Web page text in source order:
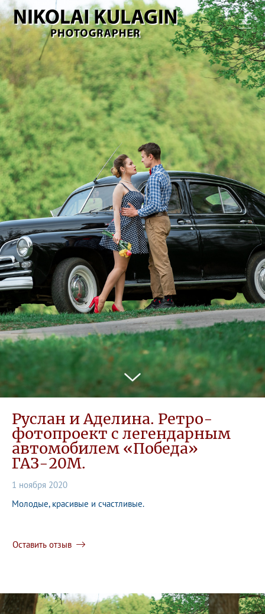
Руслан и Аделина. Ретро-
фотопроект с легендарным
автомобилем «Победа»
ГАЗ-20М.
1 ноября 2020
Молодые, красивые и счастливые.
Оставить отзыв